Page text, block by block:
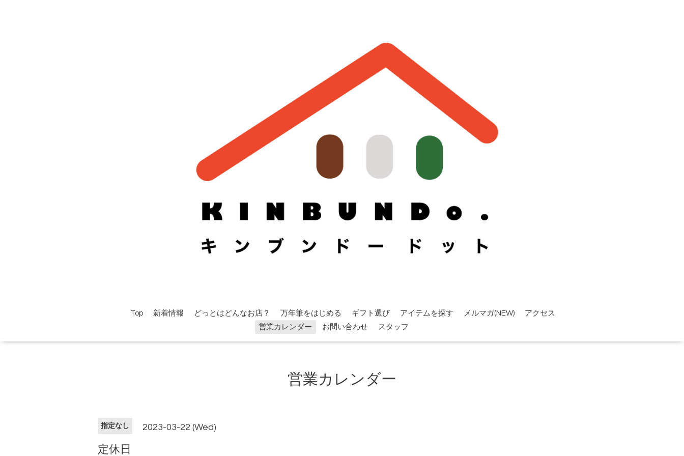
Top 新着情報 どっとはどんなお店？ 万年筆をはじめる ギフト選び アイテムを探す メルマガ(NEW)
アクセス
営業カレンダー
お問い合わせ スタッフ
営業カレンダー
指定なし 2023-03-22 (Wed)
定休日